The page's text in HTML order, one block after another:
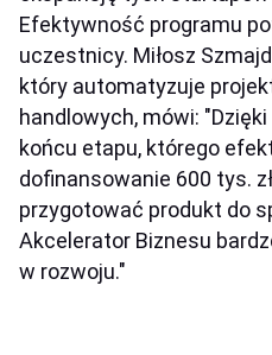
Efektywność programu
uczestnicy. Miłosz
który automatyzuje
handlowych, mówi:
końcu etapu, którego
dofinansowanie 600 tys.
przygotować produkt do
Akcelerator Biznesu
w rozwoju."